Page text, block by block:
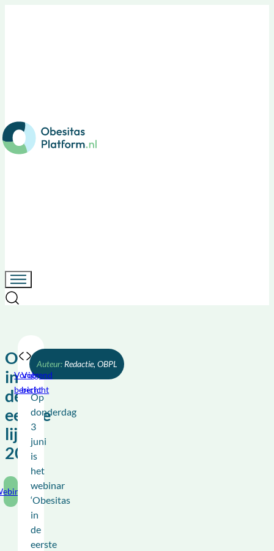
Obesitas
in
de
eerste
lijn
2021
Redactie, OBPL
Op
donderdag
3
juni
is
het
webinar
‘Obesitas
in
de
eerste
Vorig
bericht
Volgend
bericht